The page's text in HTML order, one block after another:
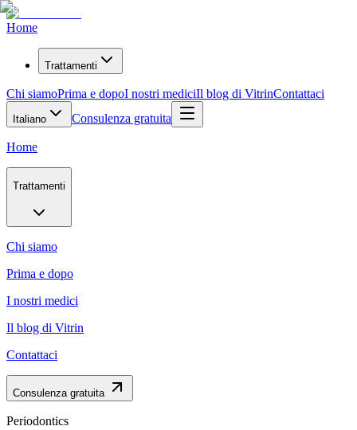
Home
Trattamenti
Chi siamoPrima e dopoI nostri mediciIl blog di VitrinContattaci
Italiano Consulenza gratuita
Home
Trattamenti
Chi siamo
Prima e dopo
I nostri medici
Il blog di Vitrin
Contattaci
Consulenza gratuita
Periodontics